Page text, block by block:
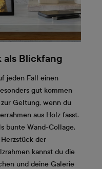
als Blickfang
jeden Fall einen
gut kommen
Geltung, wenn du
aus Holz fasst.
bunte Wand-Collage,
der
kannst du die
und deine Galerie